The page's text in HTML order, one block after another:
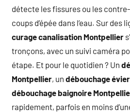
détecte les fissures ou les
coups d’épée dans l’eau. Sur des
curage canalisation Montpellier
tronçons, avec un suivi caméra
étape. Et pour le quotidien ? Un
Montpellier, un débouchage
débouchage baignoire
rapidement, parfois en moins